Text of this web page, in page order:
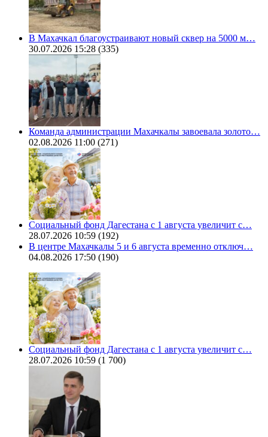
В Махачкал благоустраивают новый сквер на 5000 м…
30.07.2026 15:28 (335)
Команда администрации Махачкалы завоевала золото…
02.08.2026 11:00 (271)
Социальный фонд Дагестана с 1 августа увеличит с…
28.07.2026 10:59 (192)
В центре Махачкалы 5 и 6 августа временно отключ…
04.08.2026 17:50 (190)
Социальный фонд Дагестана с 1 августа увеличит с…
28.07.2026 10:59 (1 700)